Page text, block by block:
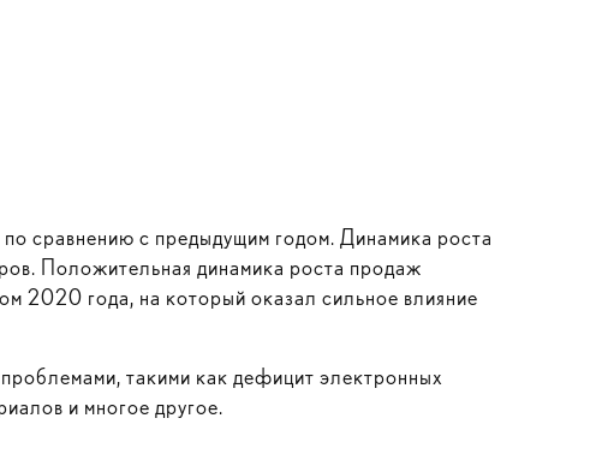
сравнению с предыдущим годом. Динамика роста
Положительная динамика роста продаж
2020 года, на который оказал сильное влияние
такими как дефицит электронных
и многое другое.